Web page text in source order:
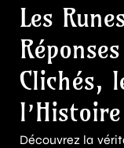
Les
Clichés,
l’Histoire
Découvrez la